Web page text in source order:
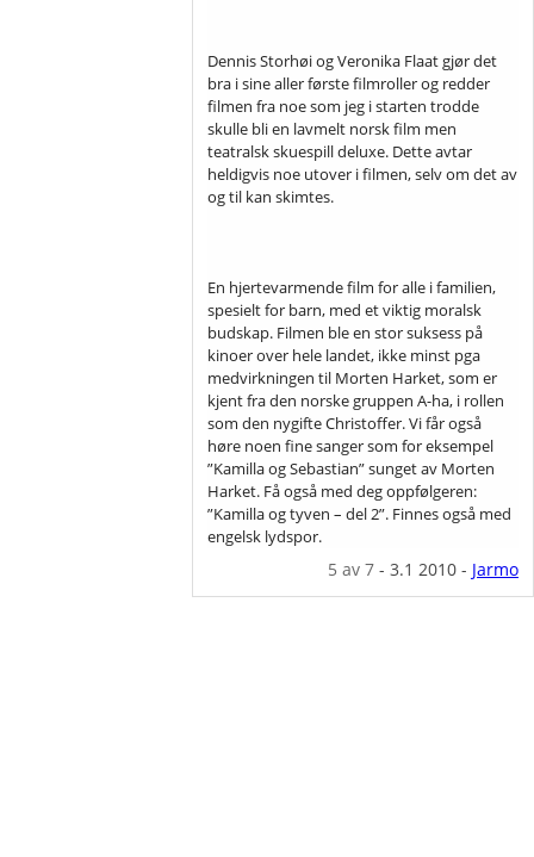
Dennis Storhøi og Veronika Flaat gjør det
bra i sine aller første filmroller og redder
filmen fra noe som jeg i starten trodde
skulle bli en lavmelt norsk film men
teatralsk skuespill deluxe. Dette avtar
heldigvis noe utover i filmen, selv om det av
og til kan skimtes.
En hjertevarmende film for alle i familien,
spesielt for barn, med et viktig moralsk
budskap. Filmen ble en stor suksess på
kinoer over hele landet, ikke minst pga
medvirkningen til Morten Harket, som er
kjent fra den norske gruppen A-ha, i rollen
som den nygifte Christoffer. Vi får også
høre noen fine sanger som for eksempel
”Kamilla og Sebastian” sunget av Morten
Harket. Få også med deg oppfølgeren:
”Kamilla og tyven – del 2”. Finnes også med
engelsk lydspor.
5 av 7- 3.1 2010- Jarmo